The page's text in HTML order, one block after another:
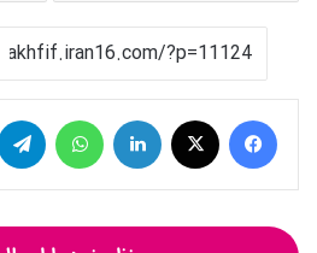
فیس بوک لینکدین